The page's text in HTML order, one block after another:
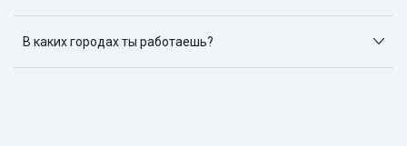
объявлений: ЦИАН, Домклик, Яндекс.Недвижимость,
Авито, Самолет.Плюс.
В каких городах ты работаешь?